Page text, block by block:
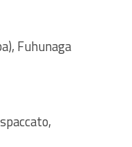
Fuhunaga